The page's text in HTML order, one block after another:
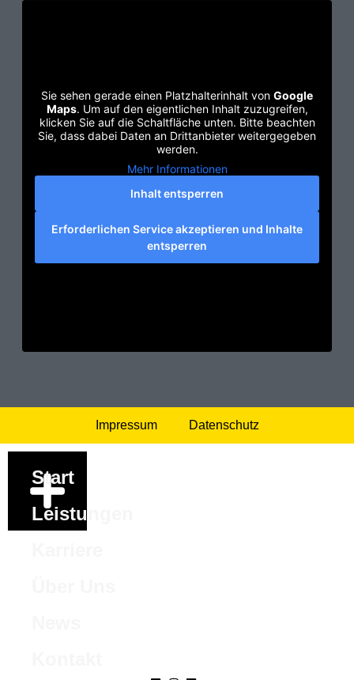
Sie sehen gerade einen Platzhalterinhalt von Google
Maps. Um auf den eigentlichen Inhalt zuzugreifen,
klicken Sie auf die Schaltfläche unten. Bitte beachten
Sie, dass dabei Daten an Drittanbieter weitergegeben
werden.
Mehr Informationen
Inhalt entsperren
Erforderlichen Service akzeptieren und Inhalte
entsperren
Impressum Datenschutz
Start
Leistungen